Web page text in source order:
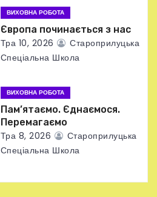
ВИХОВНА РОБОТА
Європа починається з нас
Тра 10, 2026
Староприлуцька
Спеціальна Школа
ВИХОВНА РОБОТА
Пам’ятаємо. Єднаємося.
Перемагаємо
Тра 8, 2026
Староприлуцька
Спеціальна Школа